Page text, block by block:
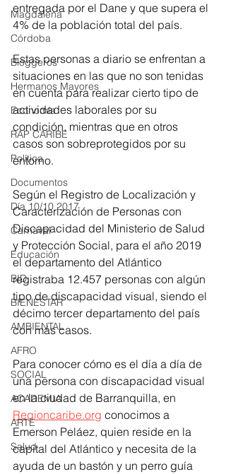
Magdalena
Córdoba
Bloggeros
Hermanos Mayores
Economía
RAP CARIBE
Política
Documentos
Día 10/10 2017
Carnaval
Educación
BID
BIENESTAR
AMBIENTAL
AFRO
SOCIAL
ACADEMIA
ARTE
Salud
entregada por el Dane y que supera el
4% de la población total del país.
Estas personas a diario se enfrentan a
situaciones en las que no son tenidas
en cuenta para realizar cierto tipo de
actividades laborales por su
condición, mientras que en otros
casos son sobreprotegidos por su
entorno.
Según el Registro de Localización y
Caracterización de Personas con
Discapacidad del Ministerio de Salud
y Protección Social, para el año 2019
el departamento del Atlántico
registraba 12.457 personas con algún
tipo de discapacidad visual, siendo el
décimo tercer departamento del país
con más casos.
Para conocer cómo es el día a día de
una persona con discapacidad visual
en la ciudad de Barranquilla, en
Regioncaribe.org conocimos a
Emerson Peláez, quien reside en la
capital del Atlántico y necesita de la
ayuda de un bastón y un perro guía